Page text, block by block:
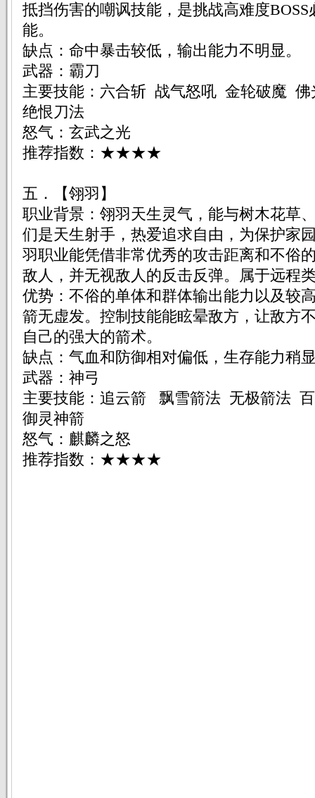
抵挡伤害的嘲讽技能，是挑战高难度
能。
缺点：命中暴击较低，输出能力不明显。
武器：霸刀
主要技能：六合斩 战气怒吼 金轮破魔
绝恨刀法
怒气：玄武之光
推荐指数：★★★★
五．【翎羽】
职业背景：翎羽天生灵气，能与树木花草
们是天生射手，热爱追求自由，为保护家
羽职业能凭借非常优秀的攻击距离和不俗
敌人，并无视敌人的反击反弹。属于远程
优势：不俗的单体和群体输出能力以及较
箭无虚发。控制技能能眩晕敌方，让敌方
自己的强大的箭术。
缺点：气血和防御相对偏低，生存能力稍
武器：神弓
主要技能：追云箭 飘雪箭法 无极箭法
御灵神箭
怒气：麒麟之怒
推荐指数：★★★★